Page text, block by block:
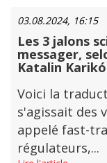
03.08.2024, 16:15
Les 3 jalons
messager,
Katalin
Voici la
s'agissait des
appelé fast-
régulateurs,...